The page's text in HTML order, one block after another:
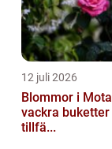
12 juli 2026
Blommor i
vackra
tillfä...